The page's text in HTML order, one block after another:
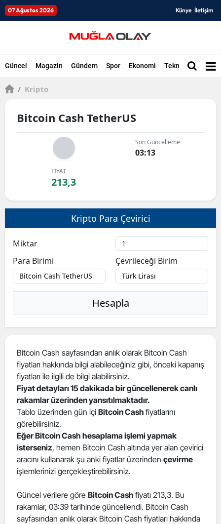
07 Ağustos 2026 Künye İletişim
Güncel Magazin Gündem Spor Ekonomi Teknoloji Dünya
/ Kripto
Bitcoin Cash TetherUS
Son Güncelleme
03:13
FİYAT
213,3
Kripto Para Çevirici
Miktar
Para Birimi
Çevrileceği Birim
Hesapla
Bitcoin Cash sayfasından anlık olarak Bitcoin Cash
fiyatları hakkında bilgi alabileceğiniz gibi, önceki kapanış
fiyatları ile ilgili de bilgi alabilirsiniz.
Fiyat detayları 15 dakikada bir güncellenerek canlı
rakamlar üzerinden yansıtılmaktadır.
Tablo üzerinden gün içi Bitcoin Cash fiyatlarını
görebilirsiniz.
Eğer Bitcoin Cash hesaplama işlemi yapmak
isterseniz, hemen Bitcoin Cash altında yer alan çevirici
aracını kullanarak şu anki fiyatlar üzerinden çevirme
işlemlerinizi gerçekleştirebilirsiniz.
Güncel verilere göre Bitcoin Cash fiyatı 213,3. Bu
rakamlar, 03:39 tarihinde güncellendi. Bitcoin Cash
sayfasından anlık olarak Bitcoin Cash fiyatları hakkında